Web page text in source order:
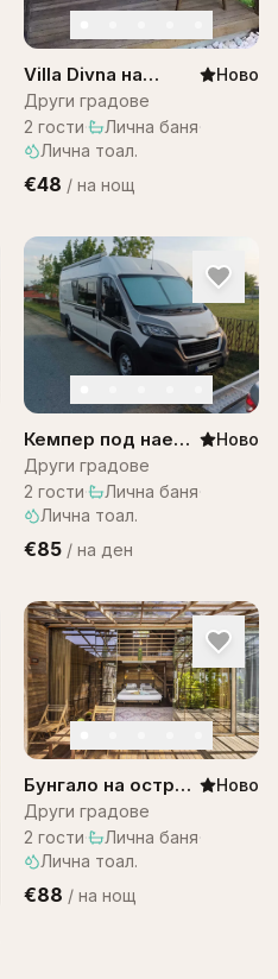
Villa Divna на
Остров Бали
Ново
Други градове
2 гости· Лична баня·
Лична тоал.
€48 / на нощ
Кемпер под наем
за двама
Ново
Други градове
2 гости· Лична баня·
Лична тоал.
€85 / на ден
Бунгало на остров
Бали -Bungalow
Bali WOW! A1
Ново
Други градове
2 гости· Лична баня·
Лична тоал.
€88 / на нощ